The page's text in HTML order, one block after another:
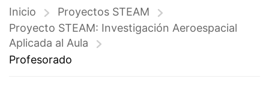
Inicio
Proyectos STEAM
Proyecto STEAM: Investigación Aeroespacial
Aplicada al Aula
Profesorado